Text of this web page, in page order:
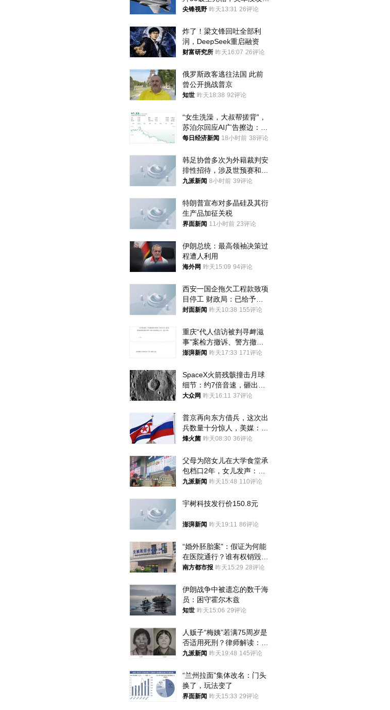
的技术被拿下
尖锋视野 昨天13:31 26评论
炸了！梁文锋回吐全部利
润，DeepSeek重启融资
财富研究所 昨天16:07 26评论
俄罗斯政客逃往法国 此前
曾公开挑战普京
知世 昨天18:38 92评论
“女生洗澡，大叔帮搓背”，
苏泊尔回应AI广告擦边：视
频全下架，已强化内容管理
每日经济新闻 18小时前 38评论
韩足协曾多次为外籍裁判安
排性招待，涉及世预赛和奥
预赛，韩足协回应
九派新闻 8小时前 39评论
特朗普宣布对多晶硅及其衍
生产品加征关税
界面新闻 11小时前 23评论
伊朗总统：最高领袖决策过
程遭人利用
海外网 昨天15:09 94评论
西安一国企拖欠工程款致项
目停工 财政局：已给予处
分，正督促整改
封面新闻 昨天10:38 155评论
重庆“代人信访被判寻衅滋
事”案检方撤诉、警方撤
案，两被告人获国赔
澎湃新闻 昨天17:33 171评论
SpaceX火箭残骸撞击月球
细节：约7倍音速，砸出直
径约30米撞击坑
大众网 昨天16:11 37评论
普京再向东方借兵，这次出
兵数量十分惊人，美媒：俄
朝要动真格？
烽火菌 昨天08:30 36评论
父母为陪女儿在大学食堂承
包档口2年，女儿发声：初
衷是为了陪伴，毕业后将不
九派新闻 昨天15:48 110评论
宇树科技发行价150.8元
澎湃新闻 昨天19:11 86评论
“婚外胚胎案”：假证为何能
在医院通行？谁有权销毁胚
胎？
南方都市报 昨天15:29 28评论
伊朗战争中被遗忘的数千海
员：困守霍尔木兹
知世 昨天15:06 29评论
人贩子“梅姨”若满75周岁是
否适用死刑？律师解读：很
大概率不会被判处死刑
九派新闻 昨天19:48 145评论
“兰州拉面”集体改名：门头
换了，玩法变了
界面新闻 昨天15:33 29评论